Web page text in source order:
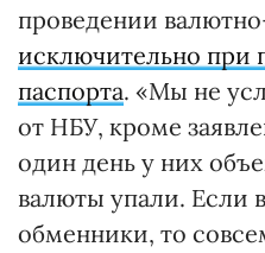
проведении
исключительно при
паспорта. «Мы не
от НБУ, кроме
один день у них
валюты упали. Если
обменники, то